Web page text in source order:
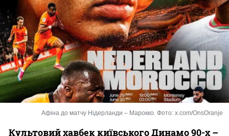
Різне
Букмекери
Казино
Афіна до матчу Нідерланди – Марокко. Фото: x.com/OnsOranje
Культовий хавбек київського Динамо 90-х –